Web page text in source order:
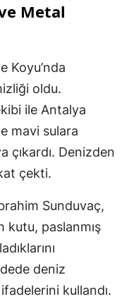
Metal
Koyu’nda
oldu.
ile Antalya
mavi sulara
çıkardı. Denizden
çekti.
Sunduvaç,
kutu, paslanmış
deniz
kullandı.